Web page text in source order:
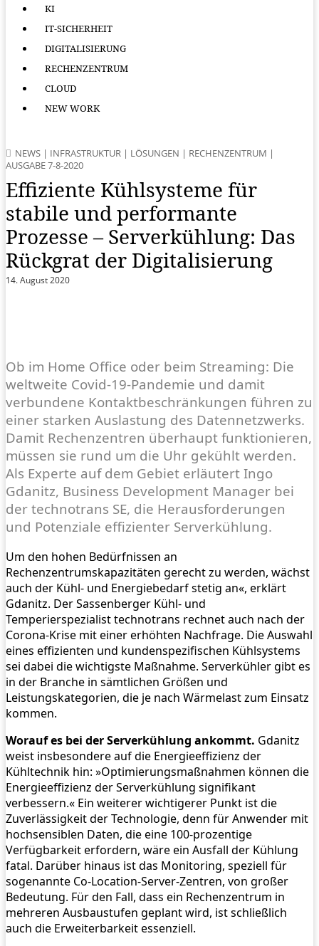
KI
IT-SICHERHEIT
DIGITALISIERUNG
RECHENZENTRUM
CLOUD
NEW WORK
NEWS | INFRASTRUKTUR | LÖSUNGEN | RECHENZENTRUM |
AUSGABE 7-8-2020
Effiziente Kühlsysteme für
stabile und performante
Prozesse – Serverkühlung: Das
Rückgrat der Digitalisierung
14. August 2020
Ob im Home Office oder beim Streaming: Die
weltweite Covid-19-Pandemie und damit
verbundene Kontaktbeschränkungen führen zu
einer starken Auslastung des Datennetzwerks.
Damit Rechenzentren überhaupt funktionieren,
müssen sie rund um die Uhr gekühlt werden.
Als Experte auf dem Gebiet erläutert Ingo
Gdanitz, Business Development Manager bei
der technotrans SE, die Herausforderungen
und Potenziale effizienter Serverkühlung.
Um den hohen Bedürfnissen an
Rechenzentrumskapazitäten gerecht zu werden, wächst
auch der Kühl- und Energiebedarf stetig an«, erklärt
Gdanitz. Der Sassenberger Kühl- und
Temperierspezialist technotrans rechnet auch nach der
Corona-Krise mit einer erhöhten Nachfrage. Die Auswahl
eines effizienten und kundenspezifischen Kühlsystems
sei dabei die wichtigste Maßnahme. Serverkühler gibt es
in der Branche in sämtlichen Größen und
Leistungskategorien, die je nach Wärmelast zum Einsatz
kommen.
Worauf es bei der Serverkühlung ankommt. Gdanitz
weist insbesondere auf die Energieeffizienz der
Kühltechnik hin: »Optimierungsmaßnahmen können die
Energieeffizienz der Serverkühlung signifikant
verbessern.« Ein weiterer wichtigerer Punkt ist die
Zuverlässigkeit der Technologie, denn für Anwender mit
hochsensiblen Daten, die eine 100-prozentige
Verfügbarkeit erfordern, wäre ein Ausfall der Kühlung
fatal. Darüber hinaus ist das Monitoring, speziell für
sogenannte Co-Location-Server-Zentren, von großer
Bedeutung. Für den Fall, dass ein Rechenzentrum in
mehreren Ausbaustufen geplant wird, ist schließlich
auch die Erweiterbarkeit essenziell.